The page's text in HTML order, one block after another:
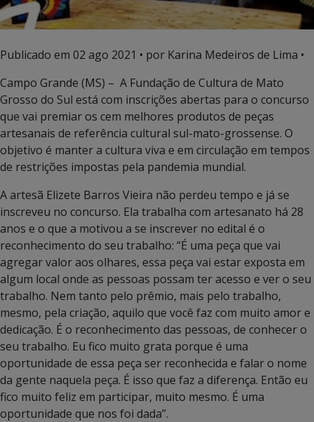
Publicado em 02 ago 2021 • por Karina Medeiros de Lima •
Campo Grande (MS) – A Fundação de Cultura de Mato
Grosso do Sul está com inscrições abertas para o concurso
que vai premiar os cem melhores produtos de peças
artesanais de referência cultural sul-mato-grossense. O
objetivo é manter a cultura viva e em circulação em tempos
de restrições impostas pela pandemia mundial.
A artesã Elizete Barros Vieira não perdeu tempo e já se
inscreveu no concurso. Ela trabalha com artesanato há 28
anos e o que a motivou a se inscrever no edital é o
reconhecimento do seu trabalho: “É uma peça que vai
agregar valor aos olhares, essa peça vai estar exposta em
algum local onde as pessoas possam ter acesso e ver o seu
trabalho. Nem tanto pelo prêmio, mais pelo trabalho,
mesmo, pela criação, aquilo que você faz com muito amor e
dedicação. É o reconhecimento das pessoas, de conhecer o
seu trabalho. Eu fico muito grata porque é uma
oportunidade de essa peça ser reconhecida e falar o nome
da gente naquela peça. É isso que faz a diferença. Então eu
fico muito feliz em participar, muito mesmo. É uma
oportunidade que nos foi dada”.